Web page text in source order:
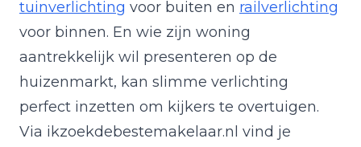
tuinverlichting voor buiten en railverlichting
voor binnen. En wie zijn woning
aantrekkelijk wil presenteren op de
huizenmarkt, kan slimme verlichting
perfect inzetten om kijkers te overtuigen.
Via ikzoekdebestemakelaar.nl vind je